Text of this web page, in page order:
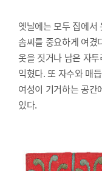
옛날에는 모두 집에서
솜씨를 중요하게 여겼
옷을 짓거나 남은 자
익혔다. 또 자수와 매
여성이 기거하는 공간
있다.